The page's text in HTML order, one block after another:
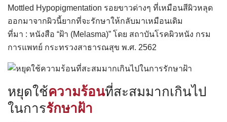
Mottled Hypopigmentation รอยขาวด่างๆ ที่เหมือนสีผิวหลุด
ออกมาจากผิวนี้ยากที่จะรักษาให้กลับมาเหมือนเดิม
ที่มา : หนังสือ “ฝ้า (Melasma)” โดย สถาบันโรคผิวหนัง กรม
การแพทย์ กระทรวงสาธารณสุข พ.ศ. 2562
หยุดใช้ความร้อนที่สะสมมากเกินไป
ในการรักษาฝ้า